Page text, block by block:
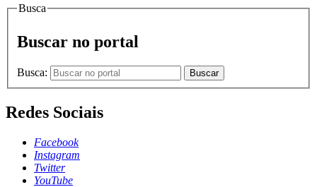
Busca
Buscar no portal
Busca: Buscar
Redes Sociais
Facebook
Instagram
Twitter
YouTube